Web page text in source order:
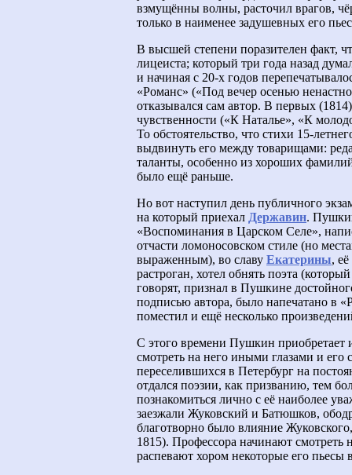
взмущённы волны, расточил врагов,
только в наименее задушевных его
В высшей степени поразителен факт,
лицеиста; который три года назад
и начиная с 20-х годов
«Романс» («Под вечер осенью
отказывался сам автор. В первых
чувственности («К Наталье», «К
То обстоятельство, что стихи 15-
выдвинуть его между товарищами:
таланты, особенно из хороших
было ещё раньше.
Но вот наступил день публичного
на который приехал Державин.
«Воспоминания в Царском Селе»,
отчасти ломоносовском стиле (но
выраженным), во славу Екатерины,
растроган, хотел обнять поэта
говорят, признал в Пушкине
подписью автора, было напечатано в
поместил и ещё несколько
С этого времени Пушкин приобретает
смотреть на него иными глазами и
переселившихся в Петербург на
отдался поэзии, как призванию, тем
познакомиться лично с её наиболее
заезжали Жуковский и Батюшков,
благотворно было влияние
1815). Профессора начинают смотреть
распевают хором некоторые его